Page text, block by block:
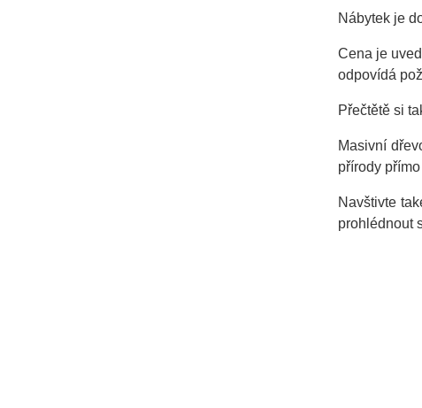
Nábytek je
Cena je
odpovídá
Přečtětě si
Masivní
přírody
Navštivte
prohlédnout